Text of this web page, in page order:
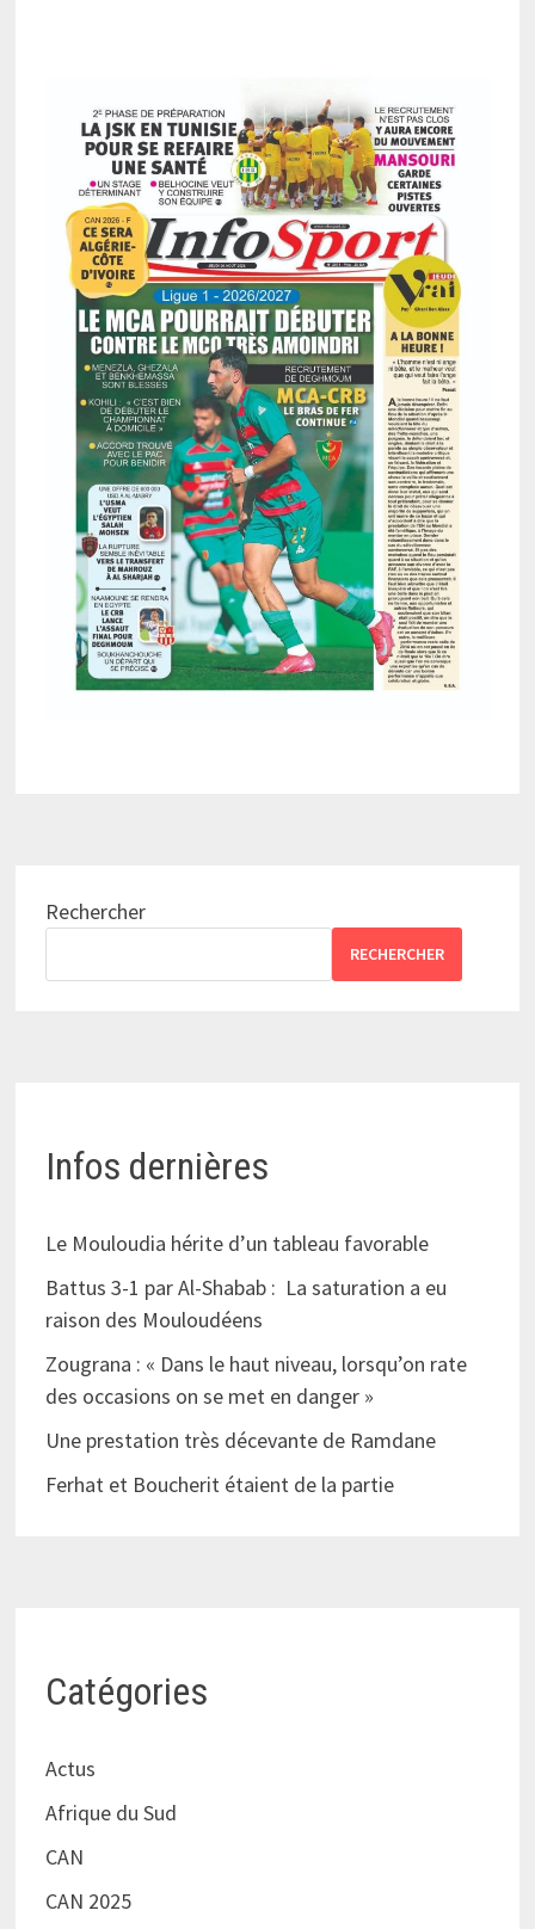
Rechercher
RECHERCHER
Infos dernières
Le Mouloudia hérite d’un tableau favorable
Battus 3-1 par Al-Shabab : La saturation a eu
raison des Mouloudéens
Zougrana : « Dans le haut niveau, lorsqu’on rate
des occasions on se met en danger »
Une prestation très décevante de Ramdane
Ferhat et Boucherit étaient de la partie
Catégories
Actus
Afrique du Sud
CAN
CAN 2025